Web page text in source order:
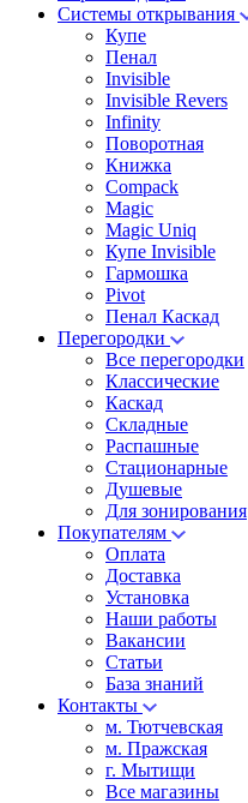
Системы открывания
Купе
Пенал
Invisible
Invisible Revers
Infinity
Поворотная
Книжка
Compack
Magic
Magic Uniq
Купе Invisible
Гармошка
Pivot
Пенал Каскад
Перегородки
Все перегородки
Классические
Каскад
Складные
Распашные
Стационарные
Душевые
Для зонирования
Покупателям
Оплата
Доставка
Установка
Наши работы
Вакансии
Статьи
База знаний
Контакты
м. Тютчевская
м. Пражская
г. Мытищи
Все магазины